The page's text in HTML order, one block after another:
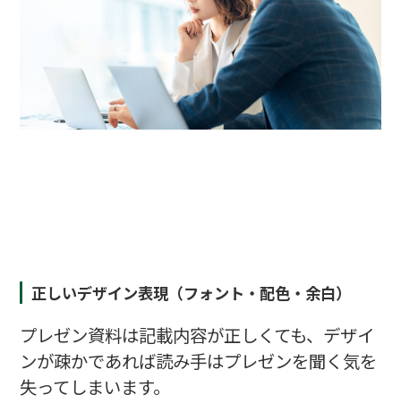
正しいデザイン表現（フォント・配色・余白）
プレゼン資料は記載内容が正しくても、デザイ
ンが疎かであれば読み手はプレゼンを聞く気を
失ってしまいます。